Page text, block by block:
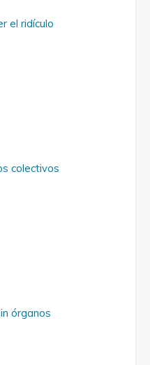
el ridículo
colectivos
órganos